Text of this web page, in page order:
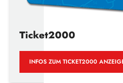
Ticket2000
INFOS ZUM TICKET2000